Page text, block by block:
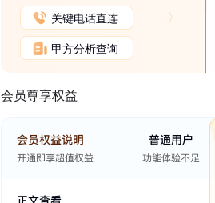
关键电话直连
甲方分析查询
会员尊享权益